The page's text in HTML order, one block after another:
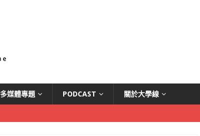
多媒體專題 PODCAST 關於大學線